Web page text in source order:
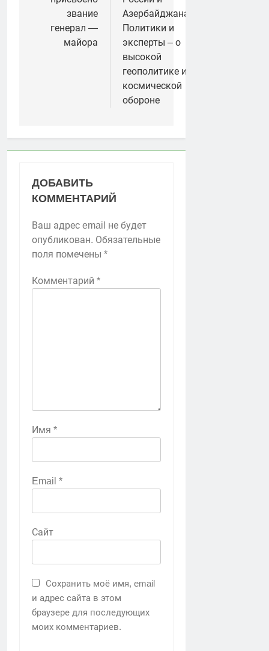
звание
генерал —
майора
Азербайджана?
Политики и
эксперты – о
высокой
геополитике и
космической
обороне
ДОБАВИТЬ
КОММЕНТАРИЙ
Ваш адрес email не будет
опубликован. Обязательные
поля помечены *
Комментарий *
Имя *
Email *
Сайт
Сохранить моё имя, email
и адрес сайта в этом
браузере для последующих
моих комментариев.